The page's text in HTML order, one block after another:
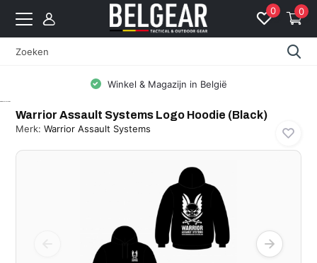
0 0
Winkel & Magazijn in België
Warrior Assault Systems Logo Hoodie (Black)
Merk:Warrior Assault Systems